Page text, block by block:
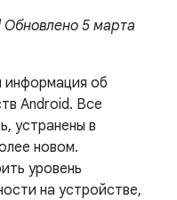
Обновлено 5 марта
об
Android. Все
устранены в
новом.
уровень
на устройстве,